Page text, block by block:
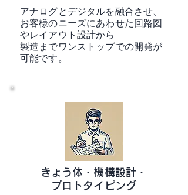
アナログとデジタルを融合させ、
お客様のニーズにあわせた回路図
やレイアウト設計から
製造までワンストップでの開発が
可能です。
きょう体・機構設計・
プロトタイピング